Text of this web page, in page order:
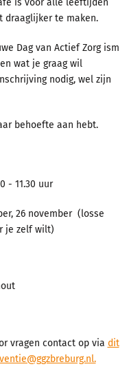
draaglijker te maken.
Dag van Actief Zorg ism
wat je graag wil
nodig, wel zijn
behoefte aan hebt.
- 11.30 uur
26 november (losse
je zelf wilt)
vragen contact op via dit